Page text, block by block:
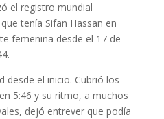
el registro mundial
tenía Sifan Hassan en
femenina desde el 17 de
desde el inicio. Cubrió los
5:46 y su ritmo, a muchos
dejó entrever que podía